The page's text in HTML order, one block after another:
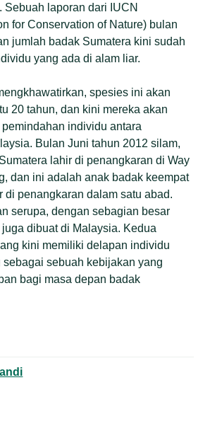
Sebuah laporan dari IUCN
for Conservation of Nature) bulan
jumlah badak Sumatera kini sudah
yang ada di alam liar.
spesies ini akan
20 tahun, dan kini mereka akan
individu antara
Bulan Juni tahun 2012 silam,
lahir di penangkaran di Way
dan ini adalah anak badak keempat
di penangkaran dalam satu abad.
serupa, dengan sebagian besar
dibuat di Malaysia. Kedua
kini memiliki delapan individu
sebagai sebuah kebijakan yang
bagi masa depan badak